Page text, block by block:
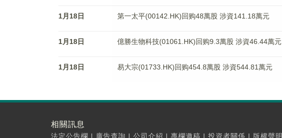
1月18日 第一太平(00142.HK)回购48萬股 涉資141.18萬元
1月18日 億勝生物科技(01061.HK)回购9.3萬股 涉資46.44萬元
1月18日 易大宗(01733.HK)回购454.8萬股 涉資544.81萬元
相關訊息
法定公告欄 | 廣告查詢 | 公司介紹 | 專欄邀稿 | 投資者關係 | 版權聲明